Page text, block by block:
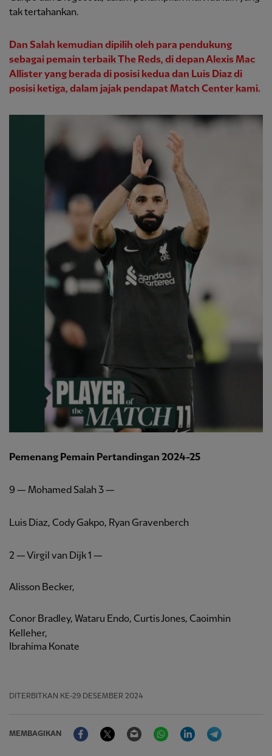
tak tertahankan.
Dan Salah kemudian dipilih oleh para pendukung
sebagai pemain terbaik The Reds, di depan Alexis Mac
Allister yang berada di posisi kedua dan Luis Diaz di
posisi ketiga, dalam jajak pendapat Match Center kami.
Pemenang Pemain Pertandingan 2024-25
9 — Mohamed Salah 3 —
Luis Diaz, Cody Gakpo, Ryan Gravenberch
2 — Virgil van Dijk 1 —
Alisson Becker,
Conor Bradley, Wataru Endo, Curtis Jones, Caoimhin
Kelleher,
Ibrahima Konate
DITERBITKAN KE-29 DESEMBER 2024
MEMBAGIKAN
FacebookTwitter Email WhatsAppLinkedIn